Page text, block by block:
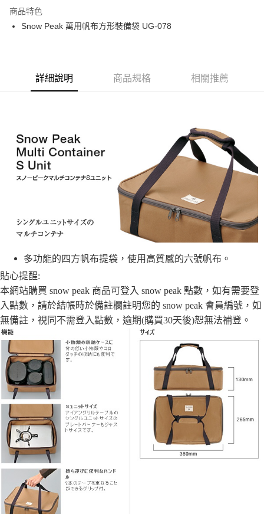
臺灣中小企業銀行
匯豐（台灣）商業銀行
華泰商業銀行
台新國際商業銀行
中國信託商業銀行
台灣樂天信用卡公司
Apple Pay
全家取貨付款
每筆NT$60，滿NT$490(含以上)免運費
7-11取貨付款
每筆NT$60，滿NT$490(含以上)免運費
每筆NT$60，滿NT$490(含以上)免運費
宅配
離島宅配
每筆NT$80，滿NT$490(含以上)免運費
付款後門市自取
免運費
商品特色
Snow Peak 萬用帆布方形裝備袋 UG-078
詳細說明 商品規格 相關推薦
多功能的四方帆布提袋，使用高質感的六號帆布。
貼心提醒:
本網站購買 snow peak 商品可登入 snow peak 點數，如有需要登
入點數， 請於結帳時於備註欄註明您的 snow peak 會員編號，如
無備註， 視同不需登入點數，逾期(購買30天後)恕無法補登。